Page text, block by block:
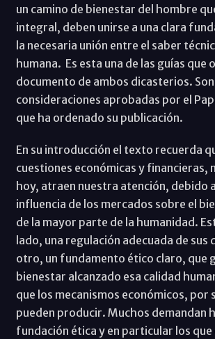
un camino de bienestar del hombre
integral, deben unirse a una clara
la necesaria unión entre el saber
humana. Es esta una de las guías que
documento de ambos dicasterios. Son
consideraciones aprobadas por el
que ha ordenado su publicación.
En su introducción el texto recuerda
cuestiones económicas y financieras,
hoy, atraen nuestra atención, debido
influencia de los mercados sobre el
de la mayor parte de la humanidad.
lado, una regulación adecuada de sus
otro, un fundamento ético claro, que
bienestar alcanzado esa calidad
que los mecanismos económicos, por
pueden producir. Muchos demandan
fundación ética y en particular los que